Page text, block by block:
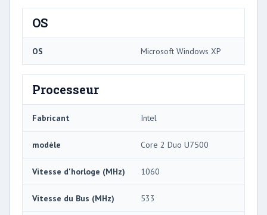
OS
OS Microsoft Windows XP
Processeur
Fabricant Intel
modèle Core 2 Duo U7500
Vitesse d'horloge (MHz) 1060
Vitesse du Bus (MHz) 533